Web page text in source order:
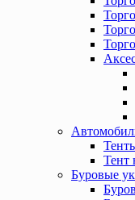
Тент
Буровые